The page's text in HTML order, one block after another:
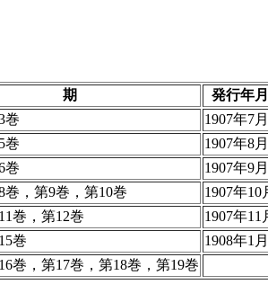
期
発行年月
巻
1907年7月
巻
1907年8月
巻
1907年9月
巻，第9巻，第10巻
1907年10
巻，第12巻
1907年11
巻
1908年1月
巻，第17巻，第18巻，第19巻